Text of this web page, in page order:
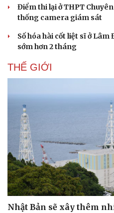
Điểm thi lại ở THPT
thống camera giám sát
Số hóa hài cốt liệt sĩ ở
sớm hơn 2 tháng
THẾ GIỚI
Nhật Bản sẽ xây thêm